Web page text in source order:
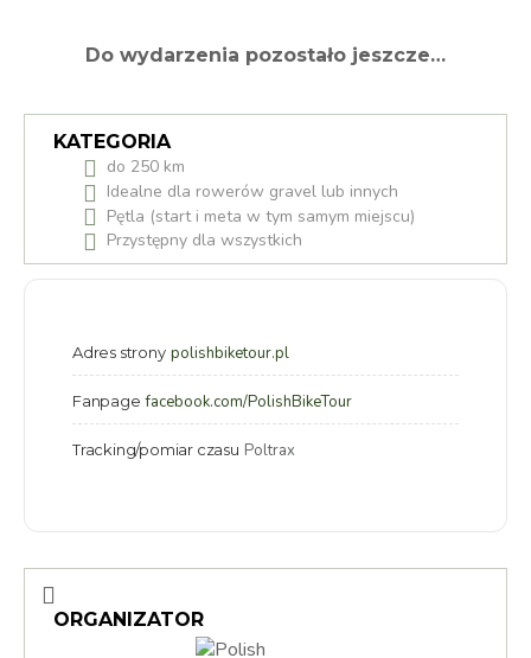
Do wydarzenia pozostało jeszcze…
KATEGORIA
do 250 km
Idealne dla rowerów gravel lub innych
Pętla (start i meta w tym samym miejscu)
Przystępny dla wszystkich
Adres strony polishbiketour.pl
Fanpage facebook.com/PolishBikeTour
Tracking/pomiar czasu Poltrax
ORGANIZATOR